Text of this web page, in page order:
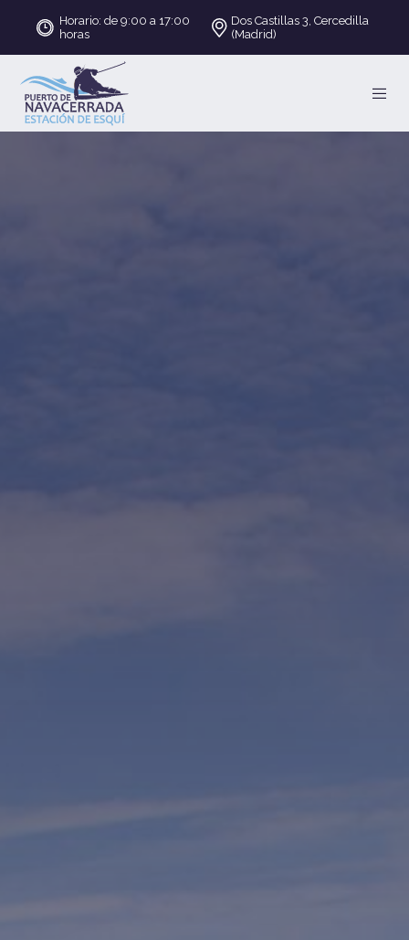
Horario: de 9:00 a 17:00
horas
Dos Castillas 3, Cercedilla
(Madrid)